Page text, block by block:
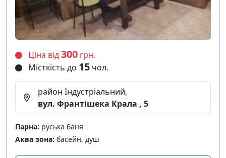
Ціна від300 грн.
Місткість до 15 чол.
район Індустріальний,
вул. Франтішека Крала , 5
Парна: руська баня
Аква зона: басейн, душ